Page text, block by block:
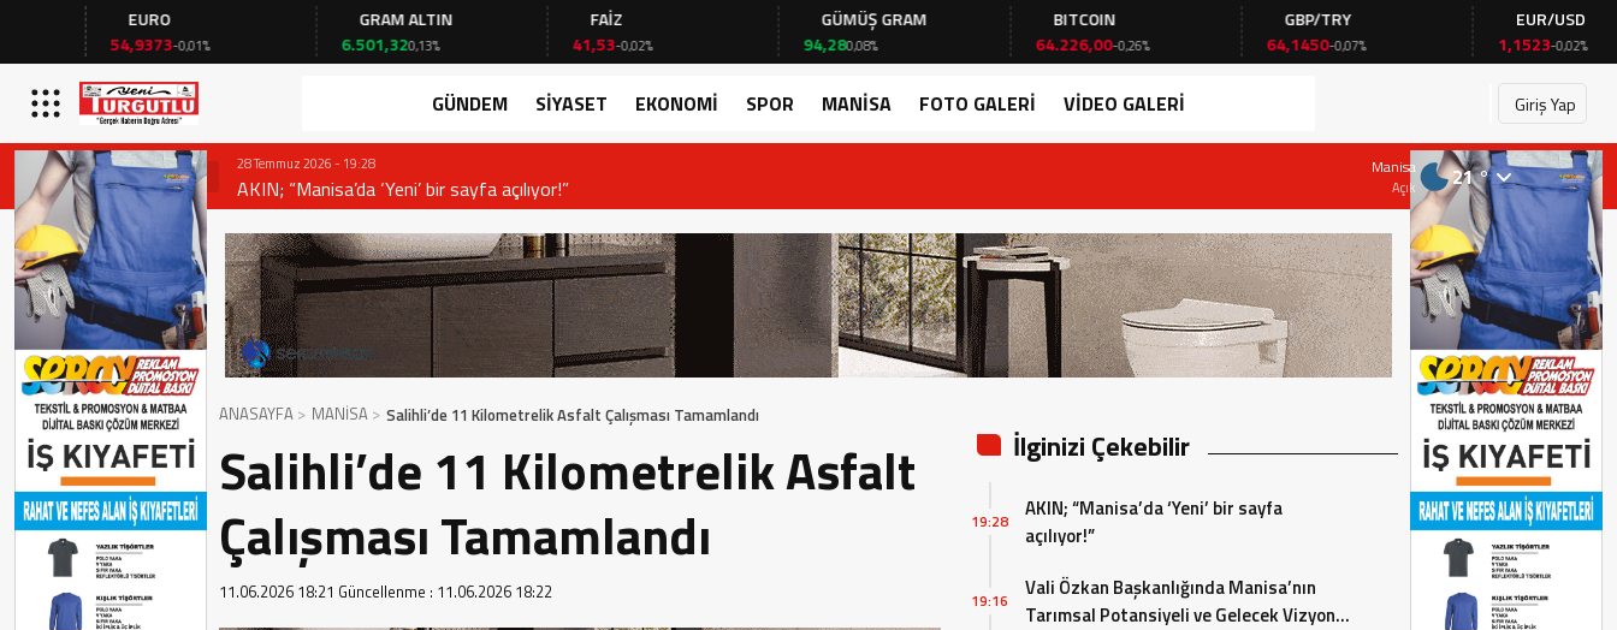
EURO
54,9373
-0,01%
GRAM ALTIN
6.501,32
0,13% -0,02%
GÜMÜŞ GRAM
0,08%
BITCOIN
64.226,00
-0,26%
GBP/TRY
64,1450
-0,07%
EUR/USD
-0,02%
GÜNDEM SİYASET EKONOMİ SPOR MANİSA FOTO GALERİ VİDEO GALERİ Giriş Yap
28 Temmuz 2026 - 19:28
AKIN; “Manisa’da ‘Yeni’ bir sayfa açılıyor!”
28 Temmuz 2026 - 19:23
Başkan AKIN, Çarşamba günü CHP İlçe
Manisa
Açık 21 °
ANASAYFA MANİSA Salihli’de 11 Kilometrelik Asfalt Çalışması Tamamlandı
Salihli’de 11 Kilometrelik Asfalt
Çalışması Tamamlandı
11.06.2026 18:21 Güncellenme : 11.06.2026 18:22
İlginizi Çekebilir
AKIN; “Manisa’da ‘Yeni’ bir sayfa
açılıyor!”
19:28
Vali Özkan Başkanlığında Manisa’nın
Tarımsal Potansiyeli ve Gelecek Vizyonu
19:16